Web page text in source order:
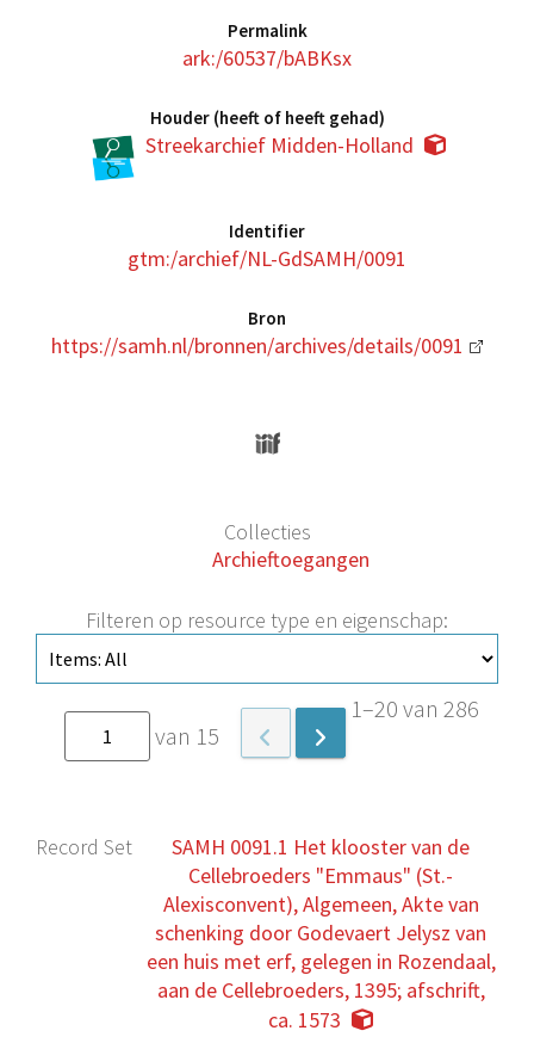
Permalink
ark:/60537/bABKsx
Houder (heeft of heeft gehad)
Streekarchief Midden-Holland
Identifier
gtm:/archief/NL-GdSAMH/0091
Bron
https://samh.nl/bronnen/archives/details/0091
Collecties
Archieftoegangen
Filteren op resource type en eigenschap:
van 15
1–20 van 286
Record Set
SAMH 0091.1 Het klooster van de
Cellebroeders "Emmaus" (St.-
Alexisconvent), Algemeen, Akte van
schenking door Godevaert Jelysz van
een huis met erf, gelegen in Rozendaal,
aan de Cellebroeders, 1395; afschrift,
ca. 1573